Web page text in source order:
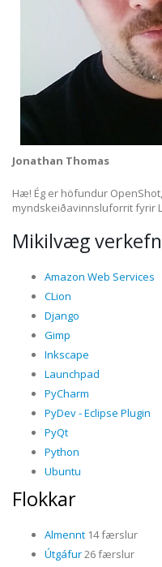
Jonathan Thomas
Hæ! Ég er höfundur
myndskeiðavinnsluforrit fyrir
Mikilvæg
Amazon Web Services
CLion
Django
Gimp
Inkscape
Launchpad
PyCharm
PyDev - Eclipse Plugin
PyQt
Python
Ubuntu
Flokkar
Almennt 14 færslur
Útgáfur26 færslur